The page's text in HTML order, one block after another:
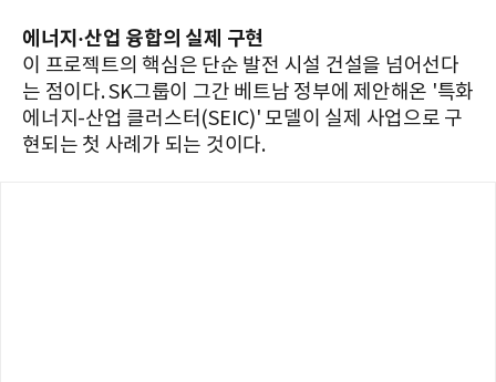
에너지·산업 융합의 실제 구현
이 프로젝트의 핵심은 단순 발전 시설 건설을 넘어선다
는 점이다. SK그룹이 그간 베트남 정부에 제안해온 '특화
에너지-산업 클러스터(SEIC)' 모델이 실제 사업으로 구
현되는 첫 사례가 되는 것이다.